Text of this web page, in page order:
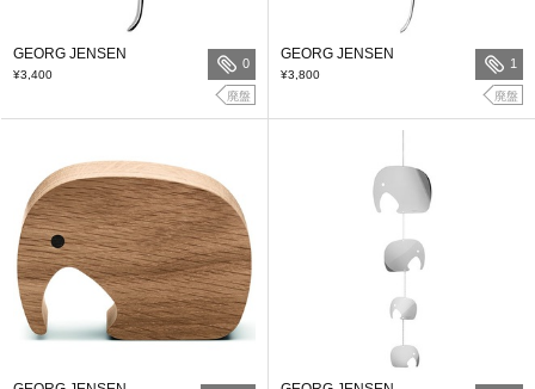
GEORG JENSEN
¥3,400
0
廃盤
GEORG JENSEN
¥3,800
1
廃盤